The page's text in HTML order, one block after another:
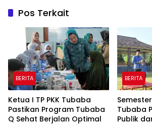
Pos Terkait
BERITA
Ketua I TP PKK Tubaba
Pastikan Program Tubaba
Q Sehat Berjalan Optimal
BERITA
Tubaba
Publik